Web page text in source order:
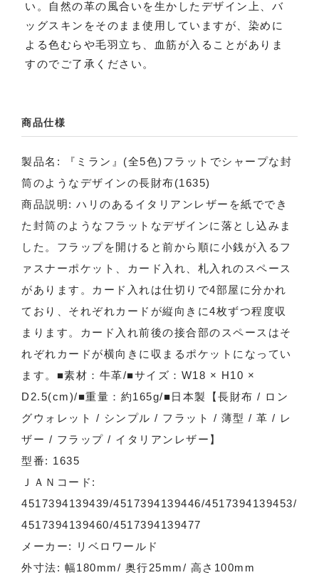
い。自然の革の風合いを生かしたデザイン上、バ
ッグスキンをそのまま使用していますが、染めに
よる色むらや毛羽立ち、血筋が入ることがありま
すのでご了承ください。
商品仕様
製品名: 『ミラン』(全5色)フラットでシャープな封
筒のようなデザインの長財布(1635)
商品説明: ハリのあるイタリアンレザーを紙ででき
た封筒のようなフラットなデザインに落とし込みま
した。フラップを開けると前から順に小銭が入るフ
ァスナーポケット、カード入れ、札入れのスペース
があります。カード入れは仕切りで4部屋に分かれ
ており、それぞれカードが縦向きに4枚ずつ程度収
まります。カード入れ前後の接合部のスペースはそ
れぞれカードが横向きに収まるポケットになってい
ます。■素材：牛革/■サイズ：W18 × H10 ×
D2.5(cm)/■重量：約165g/■日本製【長財布 / ロン
グウォレット / シンプル / フラット / 薄型 / 革 / レ
ザー / フラップ / イタリアンレザー】
型番: 1635
ＪＡＮコード:
4517394139439/4517394139446/4517394139453/
4517394139460/4517394139477
メーカー: リベロワールド
外寸法: 幅180mm/ 奥行25mm/ 高さ100mm